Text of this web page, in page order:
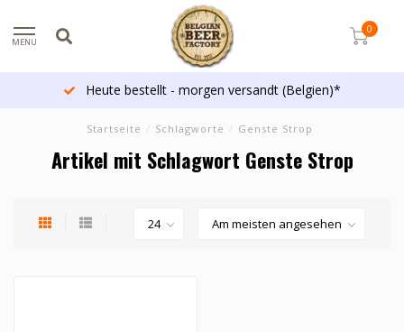
MENU
0
Heute bestellt - morgen versandt (Belgien)*
Startseite / Schlagworte / Genste Strop
Artikel mit Schlagwort Genste Strop